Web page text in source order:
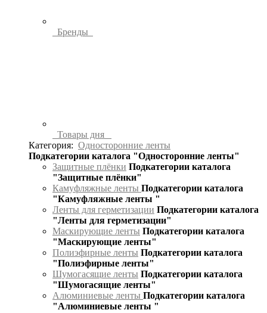
Бренды
Товары дня
Категория: Односторонние ленты
Подкатегории каталога "Односторонние ленты"
Защитные плёнки Подкатегории каталога
"Защитные плёнки"
Камуфляжные ленты Подкатегории каталога
"Камуфляжные ленты "
Ленты для герметизации Подкатегории каталога
"Ленты для герметизации"
Маскирующие ленты Подкатегории каталога
"Маскирующие ленты"
Полиэфирные ленты Подкатегории каталога
"Полиэфирные ленты"
Шумогасящие ленты Подкатегории каталога
"Шумогасящие ленты"
Алюминиевые ленты Подкатегории каталога
"Алюминиевые ленты "